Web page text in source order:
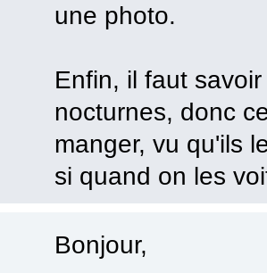
une photo.
Enfin, il faut
nocturnes, donc
manger, vu qu'ils
si quand on les
Bonjour,